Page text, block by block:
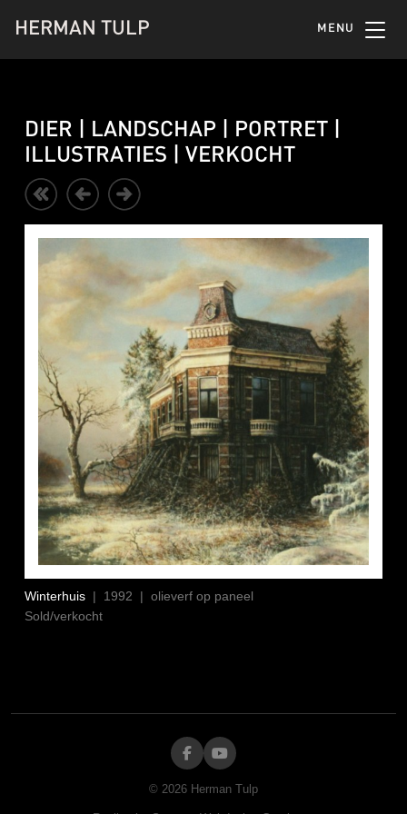
HERMAN TULP MENU
DIER | LANDSCHAP | PORTRET |
ILLUSTRATIES | VERKOCHT
Winterhuis | 1992 | olieverf op paneel
Sold/verkocht
© 2026 Herman Tulp